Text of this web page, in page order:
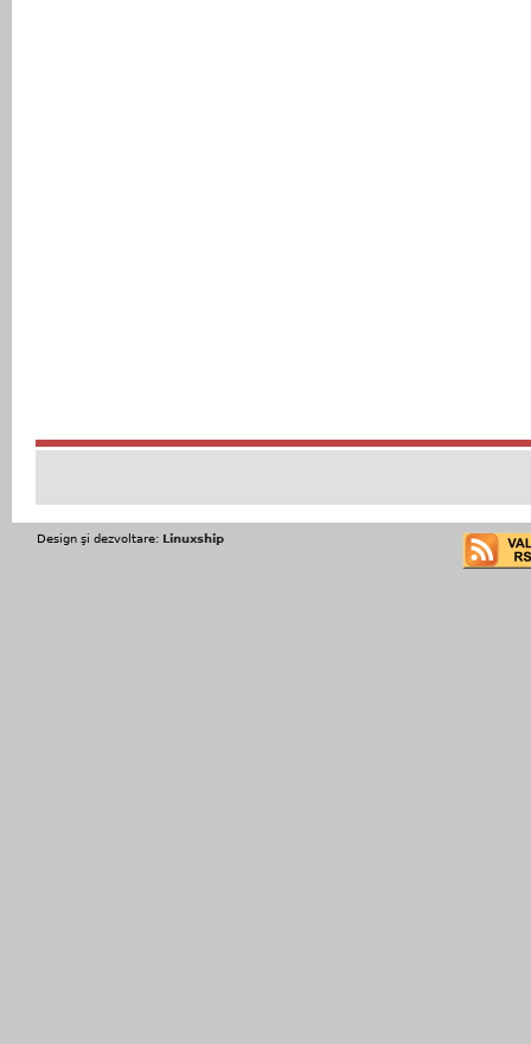
Design şi dezvoltare: Linuxship